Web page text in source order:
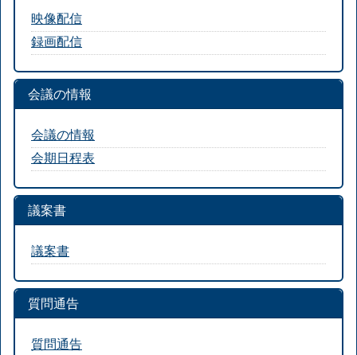
映像配信
録画配信
会議の情報
会議の情報
会期日程表
議案書
議案書
質問通告
質問通告